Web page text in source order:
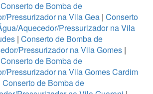
Conserto de Bomba de
Pressurizador na Vila Gea | Conserto
Aquecedor/Pressurizador na Vila
| Conserto de Bomba de
Pressurizador na Vila Gomes |
Conserto de Bomba de
Pressurizador na Vila Gomes Cardim
Conserto de Bomba de